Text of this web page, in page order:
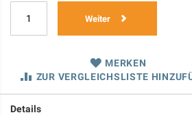
Weiter
MERKEN
ZUR VERGLEICHSLISTE
Details